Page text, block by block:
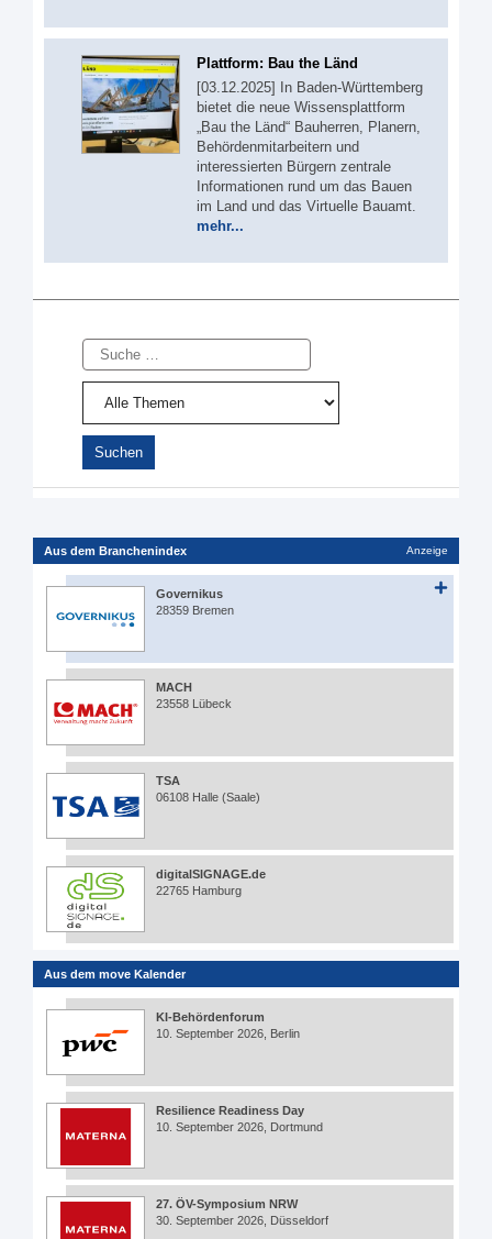
Plattform: Bau the Länd
[03.12.2025] In Baden-Württemberg
bietet die neue Wissensplattform
„Bau the Länd“ Bauherren, Planern,
Behördenmitarbeitern und
interessierten Bürgern zentrale
Informationen rund um das Bauen
im Land und das Virtuelle Bauamt.
mehr...
Suche
Aus dem Branchenindex Anzeige
Governikus
28359 Bremen
MACH
23558 Lübeck
TSA
06108 Halle (Saale)
digitalSIGNAGE.de
22765 Hamburg
Aus dem move Kalender
KI-Behördenforum
10. September 2026, Berlin
Resilience Readiness Day
10. September 2026, Dortmund
27. ÖV-Symposium NRW
30. September 2026, Düsseldorf